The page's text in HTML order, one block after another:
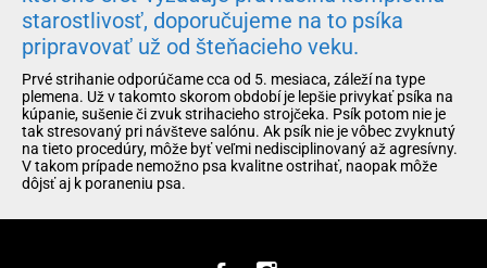
starostlivosť, doporučujeme na to psíka
pripravovať už od šteňacieho veku.
Prvé strihanie odporúčame cca od 5. mesiaca, záleží na type
plemena. Už v takomto skorom období je lepšie privykať psíka na
kúpanie, sušenie či zvuk strihacieho strojčeka. Psík potom nie je
tak stresovaný pri návšteve salónu. Ak psík nie je vôbec zvyknutý
na tieto procedúry, môže byť veľmi nedisciplinovaný až agresívny.
V takom prípade nemožno psa kvalitne ostrihať, naopak môže
dôjsť aj k poraneniu psa.